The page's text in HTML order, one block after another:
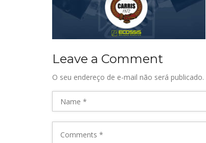
Leave a Comment
O seu endereço de e-mail não será publicado.